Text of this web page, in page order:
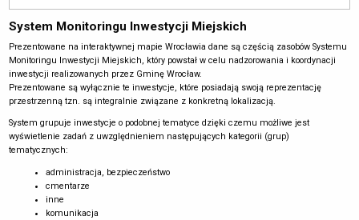
System Monitoringu Inwestycji Miejskich
Prezentowane na interaktywnej mapie Wrocławia dane są częścią zasobów Systemu
Monitoringu Inwestycji Miejskich, który powstał w celu nadzorowania i koordynacji
inwestycji realizowanych przez Gminę Wrocław.
Prezentowane są wyłącznie te inwestycje, które posiadają swoją reprezentację
przestrzenną tzn. są integralnie związane z konkretną lokalizacją.
System grupuje inwestycje o podobnej tematyce dzięki czemu możliwe jest
wyświetlenie zadań z uwzględnieniem następujących kategorii (grup)
tematycznych:
administracja, bezpieczeństwo
cmentarze
inne
komunikacja